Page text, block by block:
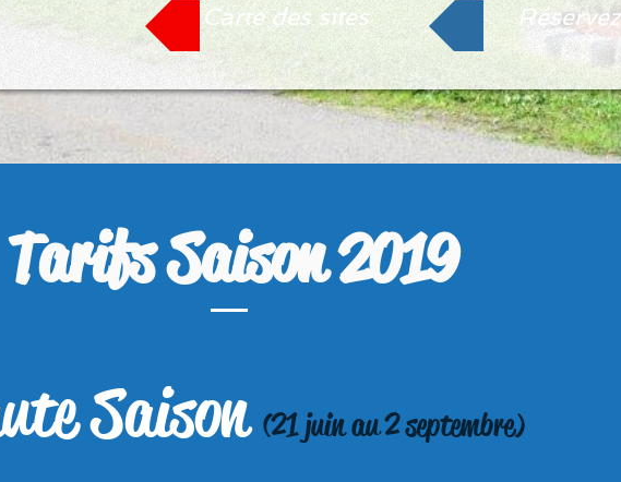
Réservez
Carte des sites
Tarifs Saison 2019
Saison (21 juin au 2 septembre)